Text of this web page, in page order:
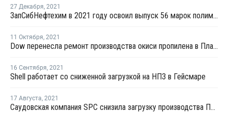
27 Декабря, 2021
ЗапСибНефтехим в 2021 году освоил выпуск 56 марок полимеров
11 Октября, 2021
Dow перенесла ремонт производства окиси пропилена в Плакемине на ноябрь
16 Сентября, 2021
Shell работает со сниженной загрузкой на НПЗ в Гейсмаре
17 Августа, 2021
Саудовская компания SPC снизила загрузку производства ПП в Аль-Джубайле